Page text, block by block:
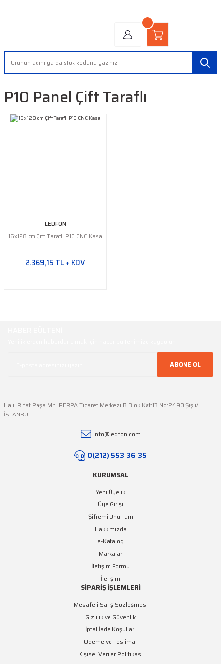
P10 Panel Çift Taraflı
LEDFON
16x128 cm Çift Taraflı P10 CNC Kasa
2.369,15 TL + KDV
ABONE OL
Halil Rıfat Paşa Mh. PERPA Ticaret Merkezi B Blok Kat:13 No:2490 Şişli/
İSTANBUL
info@ledfon.com
0(212) 553 36 35
KURUMSAL
Yeni Üyelik
Üye Girişi
Şifremi Unuttum
Hakkımızda
e-Katalog
Markalar
İletişim Formu
İletişim
SİPARİŞ İŞLEMLERİ
Mesafeli Satış Sözleşmesi
Gizlilik ve Güvenlik
İptal İade Koşulları
Ödeme ve Teslimat
Kişisel Veriler Politikası